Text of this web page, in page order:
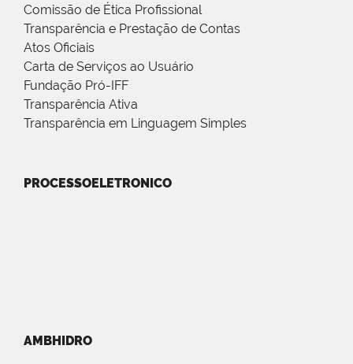
Comissão de Ética Profissional
Transparência e Prestação de Contas
Atos Oficiais
Carta de Serviços ao Usuário
Fundação Pró-IFF
Transparência Ativa
Transparência em Linguagem Simples
PROCESSOELETRONICO
AMBHIDRO